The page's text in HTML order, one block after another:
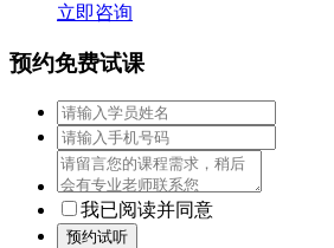
立即咨询
预约免费试课
我已阅读并同意
预约试听